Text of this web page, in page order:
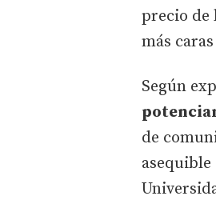
precio de
más
Según
de